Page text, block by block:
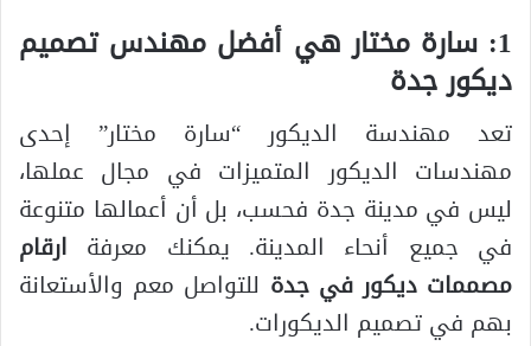
‫1: سارة مختار هي أفضل مهندس تصميم
ديكور جدة
تعد مهندسة الديكور “سارة مختار” إحدى
مهندسات الديكور المتميزات في مجال عملها،
ليس في مدينة جدة فحسب، بل أن أعمالها متنوعة
في جميع أنحاء المدينة. يمكنك معرفة ارقام
مصممات ديكور في جدة للتواصل معم والأستعانة
بهم في تصميم الديكورات.